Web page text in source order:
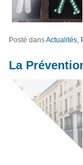
Posté dansActualités,
La